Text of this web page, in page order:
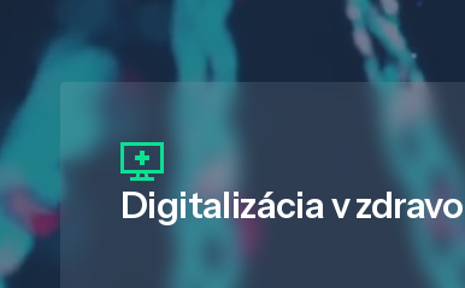
Digitalizáciav